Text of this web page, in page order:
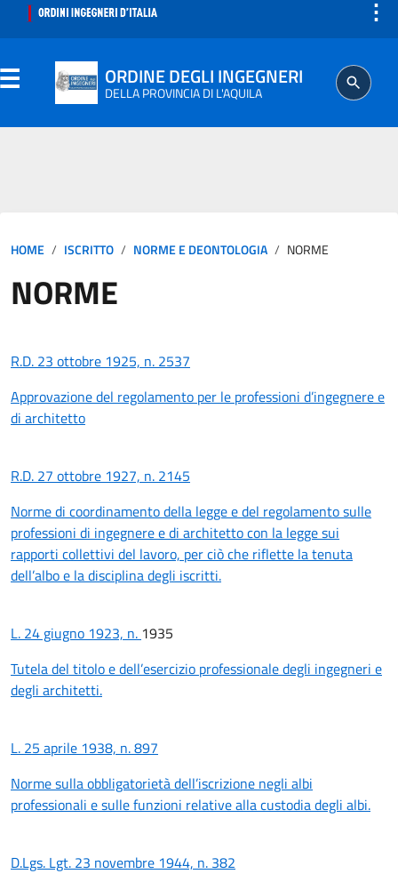
⋮
ORDINE DEGLI INGEGNERI
DELLA PROVINCIA DI L'AQUILA
ISCRITTO
PROFESSIONE
AGGIORNAMENTO PROFESSIONALE
HOME ISCRITTO NORME E DEONTOLOGIA NORME
NORME
R.D. 23 ottobre 1925, n. 2537
Approvazione del regolamento per le professioni d’ingegnere e
di architetto
R.D. 27 ottobre 1927, n. 2145
Norme di coordinamento della legge e del regolamento sulle
professioni di ingegnere e di architetto con la legge sui
rapporti collettivi del lavoro, per ciò che riflette la tenuta
dell’albo e la disciplina degli iscritti.
L. 24 giugno 1923, n. 1935
Tutela del titolo e dell’esercizio professionale degli ingegneri e
degli architetti.
L. 25 aprile 1938, n. 897
Norme sulla obbligatorietà dell’iscrizione negli albi
professionali e sulle funzioni relative alla custodia degli albi.
D.Lgs. Lgt. 23 novembre 1944, n. 382